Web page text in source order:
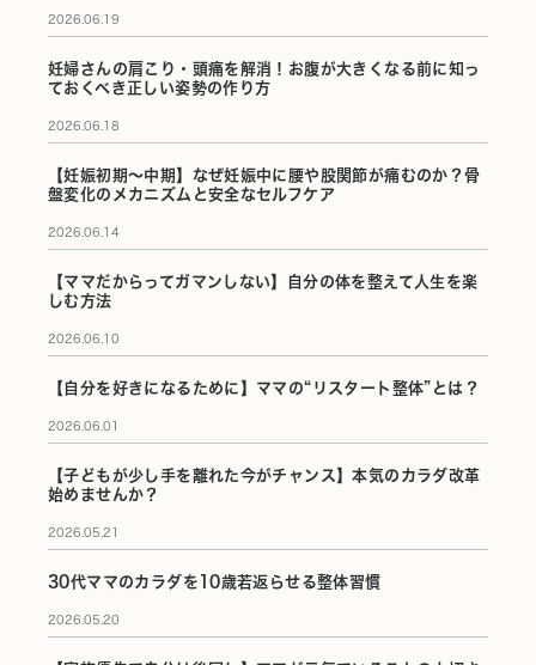
2026.06.19
妊婦さんの肩こり・頭痛を解消！お腹が大きくなる前に知っ
ておくべき正しい姿勢の作り方
2026.06.18
【妊娠初期〜中期】なぜ妊娠中に腰や股関節が痛むのか？骨
盤変化のメカニズムと安全なセルフケア
2026.06.14
【ママだからってガマンしない】自分の体を整えて人生を楽
しむ方法
2026.06.10
【自分を好きになるために】ママの“リスタート整体”とは？
2026.06.01
【子どもが少し手を離れた今がチャンス】本気のカラダ改革
始めませんか？
2026.05.21
30代ママのカラダを10歳若返らせる整体習慣
2026.05.20